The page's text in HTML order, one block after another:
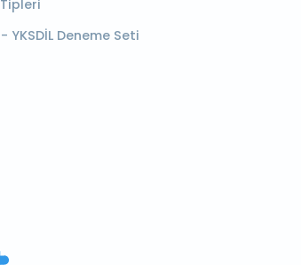
Tipleri
YKSDİL Deneme Seti